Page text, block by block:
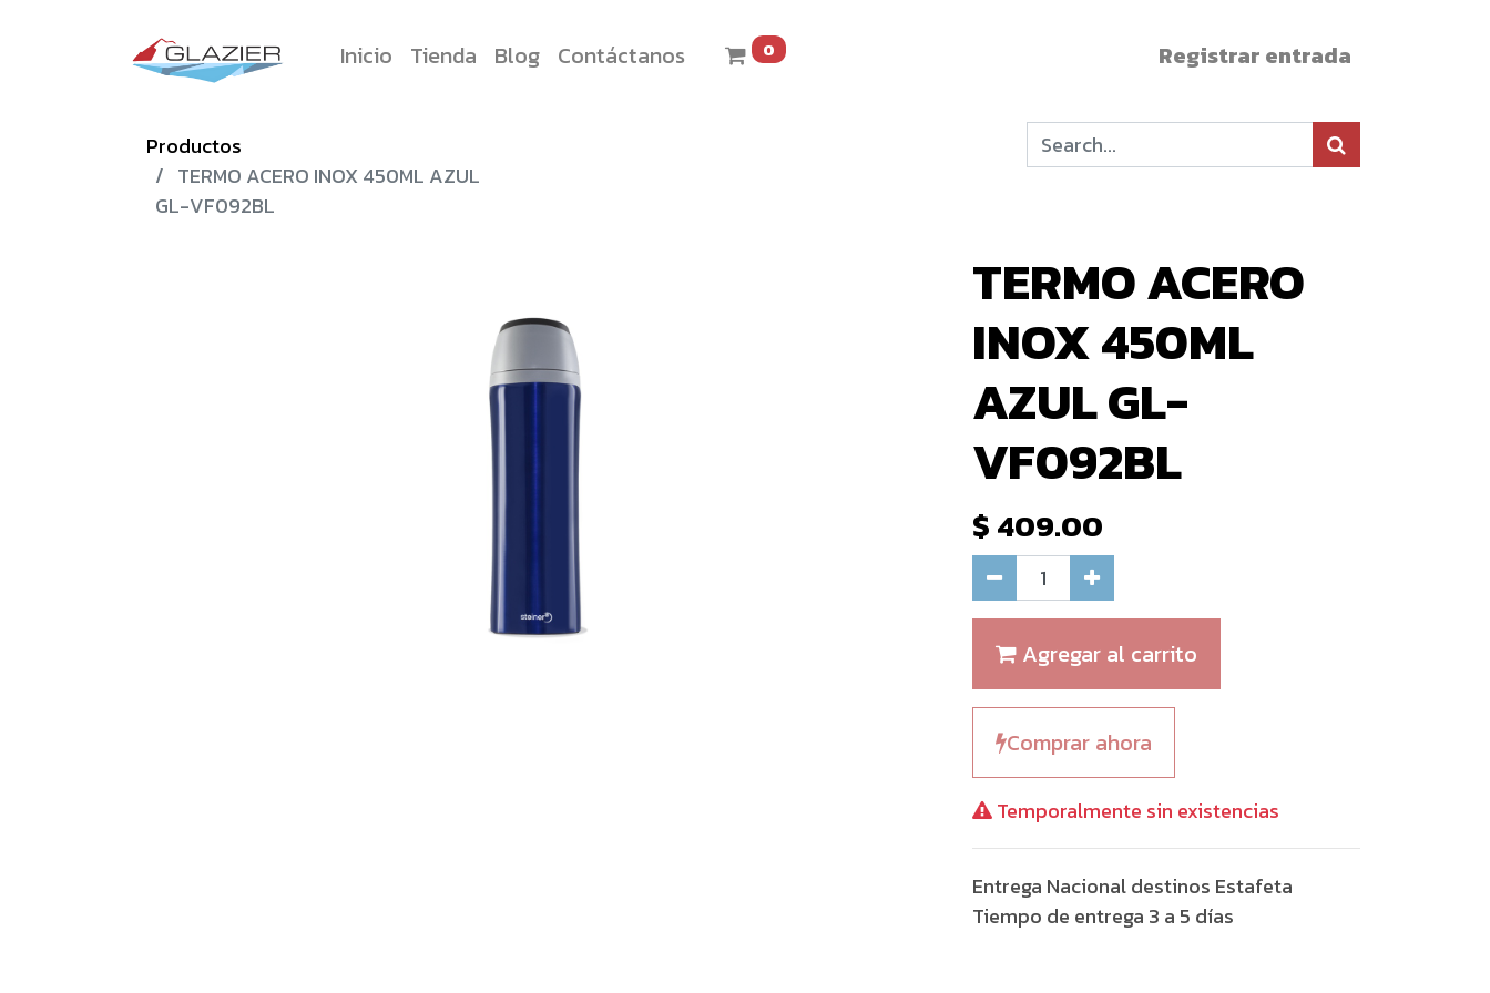
Inicio Tienda Blog Contáctanos 0 Registrar entrada
Productos
TERMO ACERO INOX 450ML AZUL
GL-VF092BL
TERMO ACERO
INOX 450ML
AZUL GL-
VF092BL
$409.00
Agregar al carrito
Comprar ahora
Temporalmente sin existencias
Entrega Nacional destinos Estafeta
Tiempo de entrega 3 a 5 días